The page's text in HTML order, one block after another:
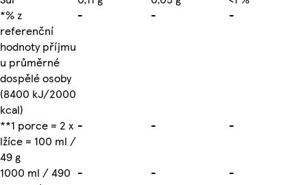
*% z
referenční
hodnoty příjmu
u průměrné
dospělé osoby
(8400 kJ/2000
kcal)
- - -
**1 porce = 2 x
lžíce = 100 ml /
49 g
- - -
1000 ml / 490 - - -